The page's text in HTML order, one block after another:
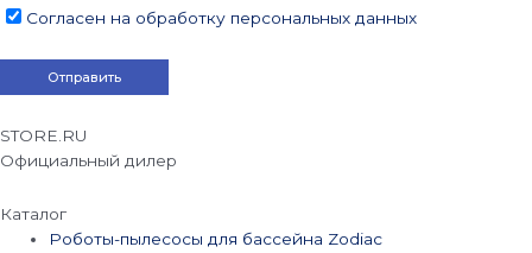
Согласен на обработку персональных данных
STORE.RU
Официальный дилер
Каталог
Роботы-пылесосы для бассейна Zodiac